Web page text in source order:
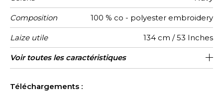
Composition 100 % co - polyester embroidery
Laize utile 134 cm / 53 Inches
Rétrécissement <2%
Raccord Raccord droit
Sens De large
Poids g/m² 420
Usage
Entretien
Pays
d'origine
Inde
Rapport
Horizontal
67 cm / 26 Inches
Rapport
Vertical
39 cm / 15 Inches
Voir toutes les caractéristiques
Téléchargements :